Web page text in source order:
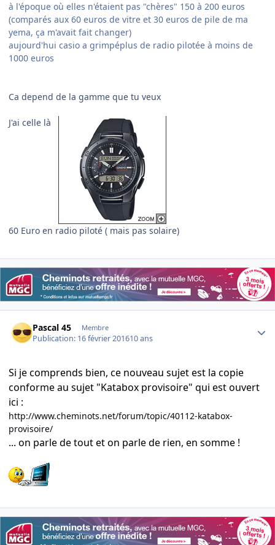
à l'époque où elles n'étaient pas "chères" 150 à 200 euros
(comparés aux 60 euros de vitre et 30 euros de pile de ma
yema, ça m'avait fait changer)
aujourd'hui casio a grimpéplus de radio pilotée à moins de
1000 euros
Ca depend de la gamme que tu veux
J'ai celle là
60 Euro en radio piloté ( mais pas solaire)
Pascal 45 Membre
Publication: 16 février 201610 ans
Si je comprends bien, ce nouveau sujet est la copie
conforme au sujet "Katabox provisoire" qui est ouvert
ici :
http://www.cheminots.net/forum/topic/40112-katabox-
provisoire/
... on parle de tout et on parle de rien, en somme !